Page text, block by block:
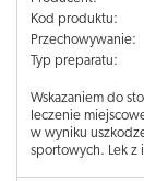
Kod produktu:
Przechowywanie:
Typ preparatu:
Wskazaniem do
leczenie
w wyniku
sportowych. Lek z